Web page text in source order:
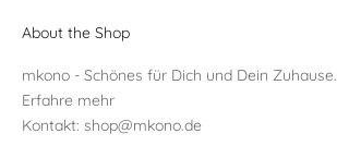
About the Shop
mkono - Schönes für Dich und Dein Zuhause.
Erfahre mehr
Kontakt: shop@mkono.de